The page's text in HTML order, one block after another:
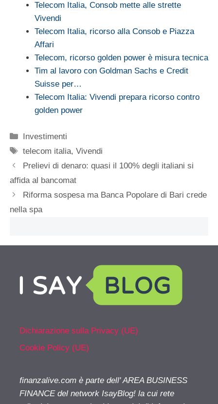
Telecom Italia, Consob mette alle strette
Vivendi
Telecom Italia, ricorso alla Consob e Piazza
Affari
Telecom, ricorso golden power è misura tecnica
Tim al lavoro con Goldman Sachs e Credit
Suisse per…
Telecom Italia: Vivendi prepara ricorso contro
golden power
Categorie
Investimenti
Tag
telecom italia,Vivendi
Prelievi di denaro: quasi il 100% degli italiani si
affida al bancomat
Riforma sospesa ma Banca Popolare di Bari crede
nella spa
Dichiarazione sulla Privacy (UE)
Cookie Policy (UE)
finanzalive.com è parte dell' AREA BUSINESS
FINANCE del network IsayBlog! la cui rete